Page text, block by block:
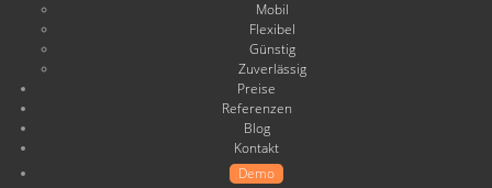
Mobil
Flexibel
Günstig
Zuverlässig
Preise
Referenzen
Blog
Kontakt
Demo